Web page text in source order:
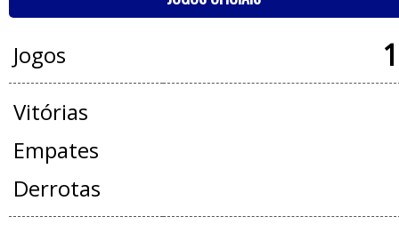
Jogos
Vitórias
Empates
Derrotas